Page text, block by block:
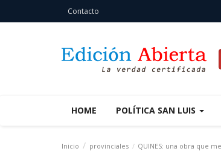
Contacto
HOME POLÍTICA SAN LUIS
Inicio provinciales QUINES: una obra que